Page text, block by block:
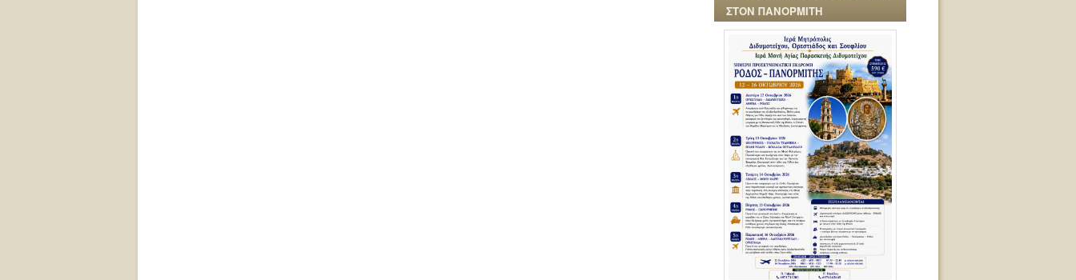
ΣΤΟΝ ΠΑΝΟΡΜΙΤΗ